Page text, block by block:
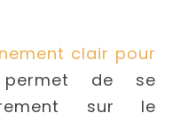
clair pour
de se
sur le